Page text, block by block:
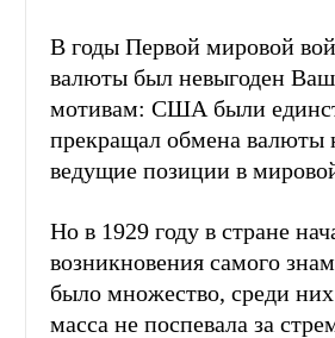
В годы Первой мировой
валюты был невыгоден
мотивам: США были
прекращал обмена валюты
ведущие позиции в
Но в 1929 году в стране
возникновения самого
было множество, среди
масса не поспевала за